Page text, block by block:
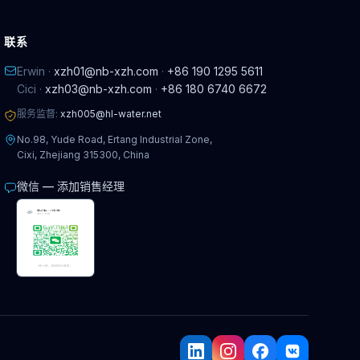
联系
Erwin ·xzh01@nb-xzh.com · +86 190 1295 5611
Cici ·xzh03@nb-xzh.com · +86 180 6740 6672
服务监督:xzh005@hl-water.net
No.98, Yude Road, Ertang Industrial Zone,
Cixi, Zhejiang 315300, China
微信 — 添加销售经理